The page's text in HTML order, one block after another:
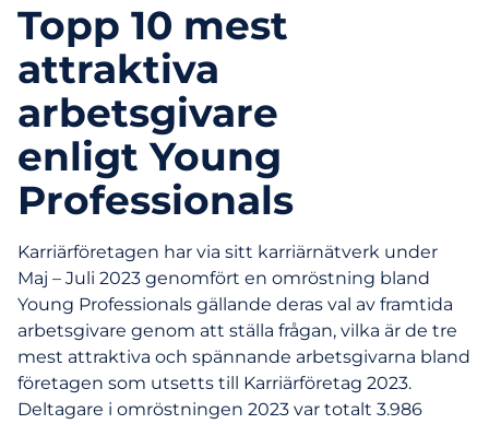
Topp 10 mest
attraktiva
arbetsgivare
enligt Young
Professionals
Karriärföretagen har via sitt karriärnätverk under
Maj – Juli 2023 genomfört en omröstning bland
Young Professionals gällande deras val av framtida
arbetsgivare genom att ställa frågan, vilka är de tre
mest attraktiva och spännande arbetsgivarna bland
företagen som utsetts till Karriärföretag 2023.
Deltagare i omröstningen 2023 var totalt 3.986